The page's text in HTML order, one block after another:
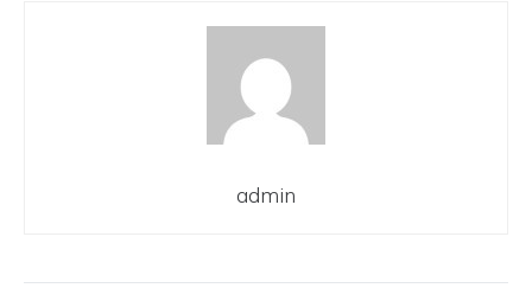
admin